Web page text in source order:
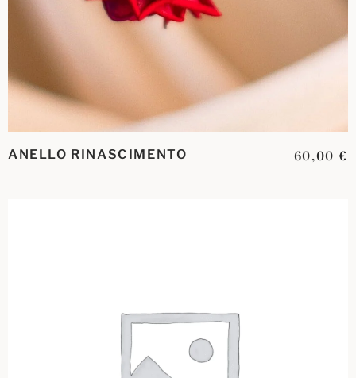
ANELLO RINASCIMENTO 60,00€